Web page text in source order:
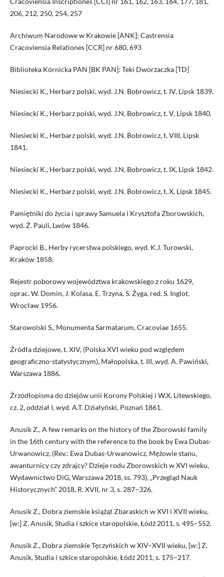
206, 212, 250, 254, 257
Archiwum Narodowe w Krakowie [ANK]: Castrensia
Cracoviensia Relationes [CCR] nr 680, 693
Biblioteka Kórnicka PAN [BK PAN]: Teki Dworzaczka [TD]
Niesiecki K., Herbarz polski, wyd. J.N. Bobrowicz, t. IV, Lipsk 1839.
Niesiecki K., Herbarz polski, wyd. J.N. Bobrowicz, t. V, Lipsk 1840.
Niesiecki K., Herbarz polski, wyd. J.N. Bobrowicz, t. VIII, Lipsk
1841.
Niesiecki K., Herbarz polski, wyd. J.N. Bobrowicz, t. IX, Lipsk 1842.
Niesiecki K., Herbarz polski, wyd. J.N. Bobrowicz, t. X, Lipsk 1845.
Pamiętniki do życia i sprawy Samuela i Krysztofa Zborowskich,
wyd. Ż. Pauli, Lwów 1846.
Paprocki B., Herby rycerstwa polskiego, wyd. K.J. Turowski,
Kraków 1858.
Rejestr poborowy województwa krakowskiego z roku 1629,
oprac. W. Domin, J. Kolasa, E. Trzyna, S. Żyga, red. S. Inglot,
Wrocław 1956.
Starowolski S., Monumenta Sarmatarum, Cracoviae 1655.
Źródła dziejowe, t. XIV, (Polska XVI wieku pod względem
geograficzno-statystycznym), Małopolska, t. III, wyd. A. Pawiński,
Warszawa 1886.
Źrzódłopisma do dziejów unii Korony Polskiej i W.X. Litewskiego,
cz. 2, oddział I, wyd. A.T. Działyński, Poznań 1861.
Anusik Z., A few remarks on the history of the Zborowski family
in the 16th century with the reference to the book by Ewa Dubas-
Urwanowicz, (Rev.: Ewa Dubas-Urwanowicz, Mężowie stanu,
awanturnicy czy zdrajcy? Dzieje rodu Zborowskich w XVI wieku,
Wydawnictwo DiG, Warszawa 2018, ss. 793), „Przegląd Nauk
Historycznych” 2018, R. XVII, nr 3, s. 287–326.
Anusik Z., Dobra ziemskie książąt Zbaraskich w XVI i XVII wieku,
[w:] Z. Anusik, Studia i szkice staropolskie, Łódź 2011, s. 495–552.
Anusik Z., Dobra ziemskie Tęczyńskich w XIV–XVII wieku, [w:] Z.
Anusik, Studia i szkice staropolskie, Łódź 2011, s. 175–217.